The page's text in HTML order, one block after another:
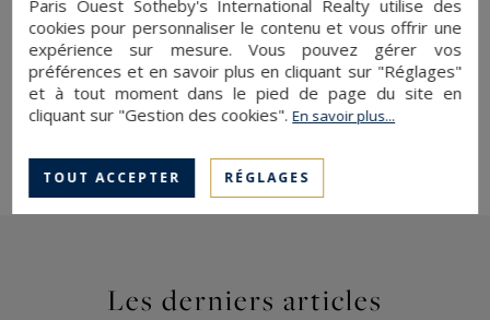
peine rentrés, les biens trouvent preneurs.
Les derniers articles
Paris Ouest Sotheby's International Realty utilise des
cookies pour personnaliser le contenu et vous offrir une
expérience sur mesure. Vous pouvez gérer vos
préférences et en savoir plus en cliquant sur "Réglages"
et à tout moment dans le pied de page du site en
cliquant sur "Gestion des cookies".En savoir plus...
TOUT ACCEPTER RÉGLAGES